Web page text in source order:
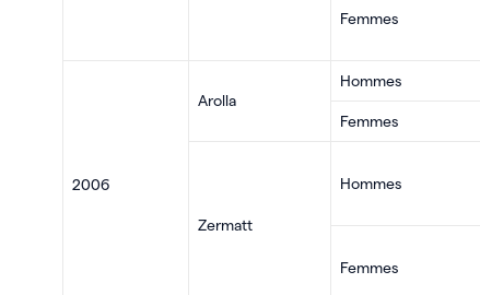
Femmes
2006
Arolla
Hommes
Femmes
Zermatt
Hommes
Femmes